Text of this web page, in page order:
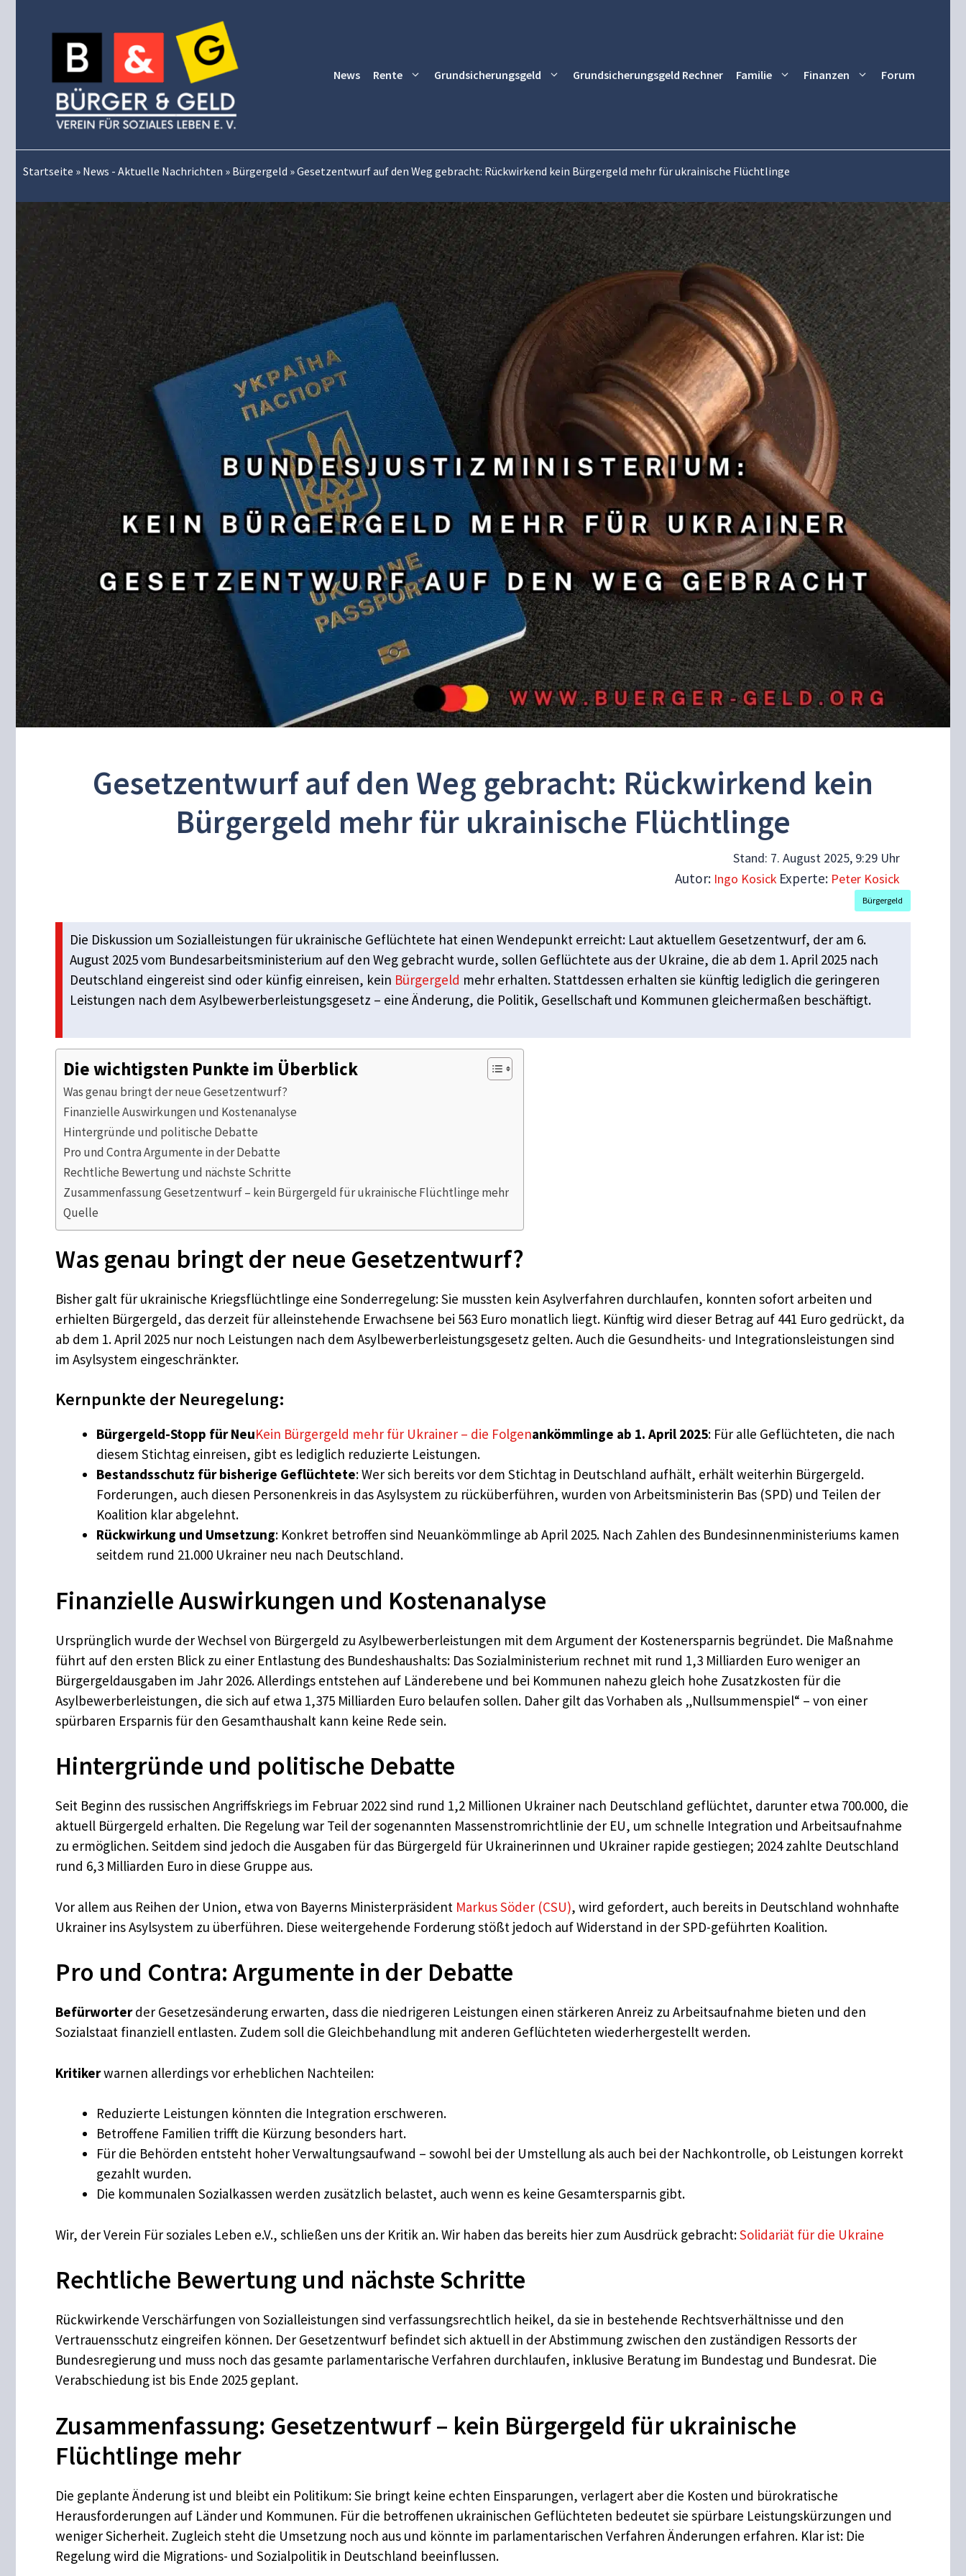
News Rente Grundsicherungsgeld Grundsicherungsgeld Rechner Familie Finanzen Forum
Startseite » News - Aktuelle Nachrichten » Bürgergeld »Gesetzentwurf auf den Weg gebracht: Rückwirkend kein Bürgergeld mehr für ukrainische Flüchtlinge
Gesetzentwurf auf den Weg gebracht: Rückwirkend kein
Bürgergeld mehr für ukrainische Flüchtlinge
Stand: 7. August 2025, 9:29 Uhr
Autor: Ingo Kosick Experte: Peter Kosick
Bürgergeld
Die Diskussion um Sozialleistungen für ukrainische Geflüchtete hat einen Wendepunkt erreicht: Laut aktuellem Gesetzentwurf, der am 6.
August 2025 vom Bundesarbeitsministerium auf den Weg gebracht wurde, sollen Geflüchtete aus der Ukraine, die ab dem 1. April 2025 nach
Deutschland eingereist sind oder künfig einreisen, kein Bürgergeld mehr erhalten. Stattdessen erhalten sie künftig lediglich die geringeren
Leistungen nach dem Asylbewerberleistungsgesetz – eine Änderung, die Politik, Gesellschaft und Kommunen gleichermaßen beschäftigt.
Die wichtigsten Punkte im Überblick
Was genau bringt der neue Gesetzentwurf?
Finanzielle Auswirkungen und Kostenanalyse
Hintergründe und politische Debatte
Pro und Contra Argumente in der Debatte
Rechtliche Bewertung und nächste Schritte
Zusammenfassung Gesetzentwurf – kein Bürgergeld für ukrainische Flüchtlinge mehr
Quelle
Was genau bringt der neue Gesetzentwurf?
Bisher galt für ukrainische Kriegsflüchtlinge eine Sonderregelung: Sie mussten kein Asylverfahren durchlaufen, konnten sofort arbeiten und
erhielten Bürgergeld, das derzeit für alleinstehende Erwachsene bei 563 Euro monatlich liegt. Künftig wird dieser Betrag auf 441 Euro gedrückt, da
ab dem 1. April 2025 nur noch Leistungen nach dem Asylbewerberleistungsgesetz gelten. Auch die Gesundheits- und Integrationsleistungen sind
im Asylsystem eingeschränkter.
Kernpunkte der Neuregelung:
Bürgergeld-Stopp für NeuKein Bürgergeld mehr für Ukrainer – die Folgenankömmlinge ab 1. April 2025: Für alle Geflüchteten, die nach
diesem Stichtag einreisen, gibt es lediglich reduzierte Leistungen.
Bestandsschutz für bisherige Geflüchtete: Wer sich bereits vor dem Stichtag in Deutschland aufhält, erhält weiterhin Bürgergeld.
Forderungen, auch diesen Personenkreis in das Asylsystem zu rücküberführen, wurden von Arbeitsministerin Bas (SPD) und Teilen der
Koalition klar abgelehnt.
Rückwirkung und Umsetzung: Konkret betroffen sind Neuankömmlinge ab April 2025. Nach Zahlen des Bundesinnenministeriums kamen
seitdem rund 21.000 Ukrainer neu nach Deutschland.
Finanzielle Auswirkungen und Kostenanalyse
Ursprünglich wurde der Wechsel von Bürgergeld zu Asylbewerberleistungen mit dem Argument der Kostenersparnis begründet. Die Maßnahme
führt auf den ersten Blick zu einer Entlastung des Bundeshaushalts: Das Sozialministerium rechnet mit rund 1,3 Milliarden Euro weniger an
Bürgergeldausgaben im Jahr 2026. Allerdings entstehen auf Länderebene und bei Kommunen nahezu gleich hohe Zusatzkosten für die
Asylbewerberleistungen, die sich auf etwa 1,375 Milliarden Euro belaufen sollen. Daher gilt das Vorhaben als „Nullsummenspiel“ – von einer
spürbaren Ersparnis für den Gesamthaushalt kann keine Rede sein.
Hintergründe und politische Debatte
Seit Beginn des russischen Angriffskriegs im Februar 2022 sind rund 1,2 Millionen Ukrainer nach Deutschland geflüchtet, darunter etwa 700.000, die
aktuell Bürgergeld erhalten. Die Regelung war Teil der sogenannten Massenstromrichtlinie der EU, um schnelle Integration und Arbeitsaufnahme
zu ermöglichen. Seitdem sind jedoch die Ausgaben für das Bürgergeld für Ukrainerinnen und Ukrainer rapide gestiegen; 2024 zahlte Deutschland
rund 6,3 Milliarden Euro in diese Gruppe aus.
Vor allem aus Reihen der Union, etwa von Bayerns Ministerpräsident Markus Söder (CSU), wird gefordert, auch bereits in Deutschland wohnhafte
Ukrainer ins Asylsystem zu überführen. Diese weitergehende Forderung stößt jedoch auf Widerstand in der SPD-geführten Koalition.
Pro und Contra: Argumente in der Debatte
Befürworterder Gesetzesänderung erwarten, dass die niedrigeren Leistungen einen stärkeren Anreiz zu Arbeitsaufnahme bieten und den
Sozialstaat finanziell entlasten. Zudem soll die Gleichbehandlung mit anderen Geflüchteten wiederhergestellt werden.
Kritikerwarnen allerdings vor erheblichen Nachteilen:
Reduzierte Leistungen könnten die Integration erschweren.
Betroffene Familien trifft die Kürzung besonders hart.
Für die Behörden entsteht hoher Verwaltungsaufwand – sowohl bei der Umstellung als auch bei der Nachkontrolle, ob Leistungen korrekt
gezahlt wurden.
Die kommunalen Sozialkassen werden zusätzlich belastet, auch wenn es keine Gesamtersparnis gibt.
Wir, der Verein Für soziales Leben e.V., schließen uns der Kritik an. Wir haben das bereits hier zum Ausdrück gebracht:Solidariät für die Ukraine
Rechtliche Bewertung und nächste Schritte
Rückwirkende Verschärfungen von Sozialleistungen sind verfassungsrechtlich heikel, da sie in bestehende Rechtsverhältnisse und den
Vertrauensschutz eingreifen können. Der Gesetzentwurf befindet sich aktuell in der Abstimmung zwischen den zuständigen Ressorts der
Bundesregierung und muss noch das gesamte parlamentarische Verfahren durchlaufen, inklusive Beratung im Bundestag und Bundesrat. Die
Verabschiedung ist bis Ende 2025 geplant.
Zusammenfassung: Gesetzentwurf – kein Bürgergeld für ukrainische
Flüchtlinge mehr
Die geplante Änderung ist und bleibt ein Politikum: Sie bringt keine echten Einsparungen, verlagert aber die Kosten und bürokratische
Herausforderungen auf Länder und Kommunen. Für die betroffenen ukrainischen Geflüchteten bedeutet sie spürbare Leistungskürzungen und
weniger Sicherheit. Zugleich steht die Umsetzung noch aus und könnte im parlamentarischen Verfahren Änderungen erfahren. Klar ist: Die
Regelung wird die Migrations- und Sozialpolitik in Deutschland beeinflussen.